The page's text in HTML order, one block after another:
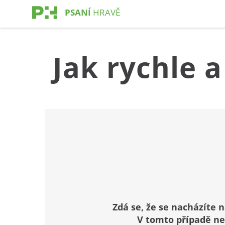
PSANÍ HRAVĚ
Jak rychle
Zdá se, že se nacházíte
V tomto případě